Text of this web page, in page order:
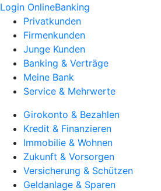
Login OnlineBanking
Privatkunden
Firmenkunden
Junge Kunden
Banking & Verträge
Meine Bank
Service & Mehrwerte
Girokonto & Bezahlen
Kredit & Finanzieren
Immobilie & Wohnen
Zukunft & Vorsorgen
Versicherung & Schützen
Geldanlage & Sparen